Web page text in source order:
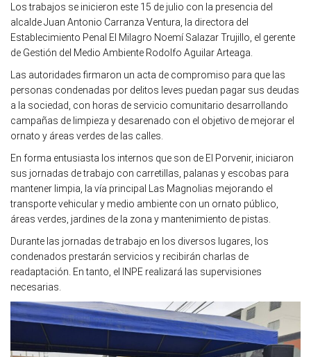
Los trabajos se inicieron este 15 de julio con la presencia del
alcalde Juan Antonio Carranza Ventura, la directora del
Establecimiento Penal El Milagro Noemí Salazar Trujillo, el gerente
de Gestión del Medio Ambiente Rodolfo Aguilar Arteaga.
Las autoridades firmaron un acta de compromiso para que las
personas condenadas por delitos leves puedan pagar sus deudas
a la sociedad, con horas de servicio comunitario desarrollando
campañas de limpieza y desarenado con el objetivo de mejorar el
ornato y áreas verdes de las calles.
En forma entusiasta los internos que son de El Porvenir, iniciaron
sus jornadas de trabajo con carretillas, palanas y escobas para
mantener limpia, la vía principal Las Magnolias mejorando el
transporte vehicular y medio ambiente con un ornato público,
áreas verdes, jardines de la zona y mantenimiento de pistas.
Durante las jornadas de trabajo en los diversos lugares, los
condenados prestarán servicios y recibirán charlas de
readaptación. En tanto, el INPE realizará las supervisiones
necesarias.